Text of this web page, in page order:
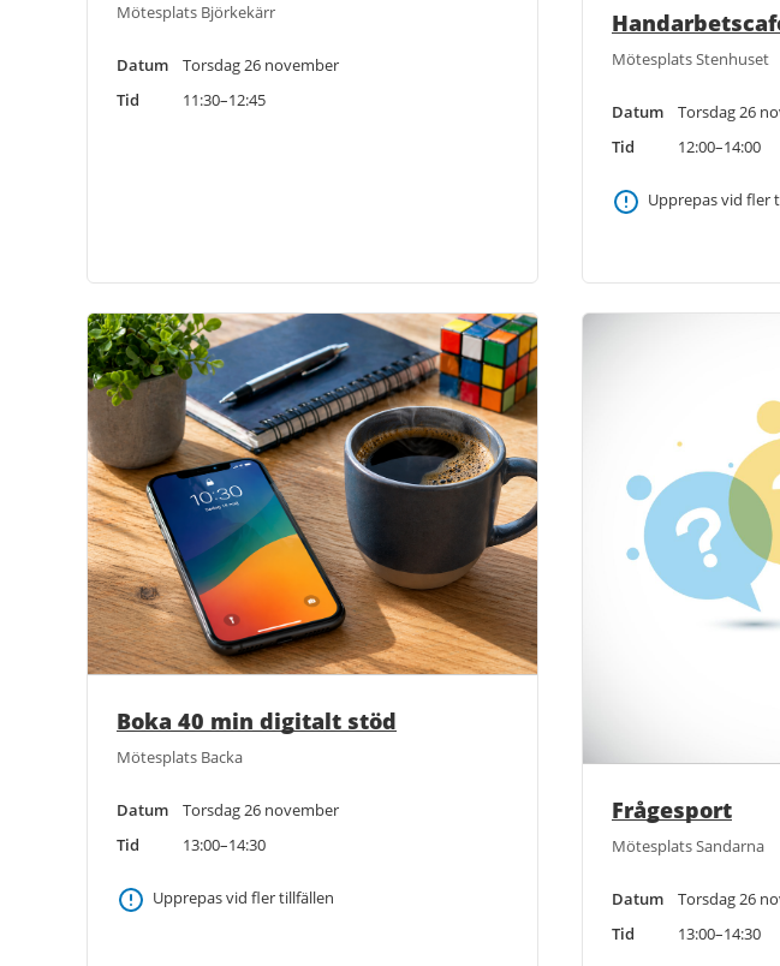
Mötesplats Björkekärr
Datum
Torsdag 26 november
Tid
11:30–12:45
Mötesplats Stenhuset
Datum
Torsdag 26
Tid
12:00–14:00
Upprepas vid fler
Boka 40 min digitalt stöd
Mötesplats Backa
Datum
Torsdag 26 november
Tid
13:00–14:30
Upprepas vid fler tillfällen
Frågesport
Mötesplats Sandarna
Datum
Torsdag 26
Tid
13:00–14:30